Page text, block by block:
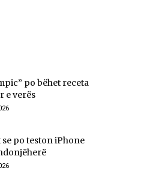
po bëhet receta
e verës
po teston iPhone